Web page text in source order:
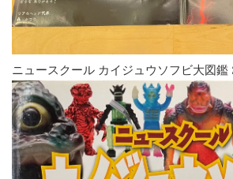
ニュースクール カイジュウソフビ大図鑑